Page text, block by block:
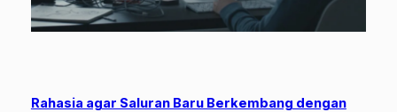
Rahasia agar Saluran Baru Berkembang dengan